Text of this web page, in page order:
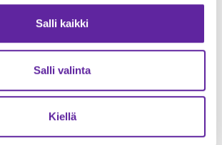
Salli kaikki
Salli valinta
Kiellä